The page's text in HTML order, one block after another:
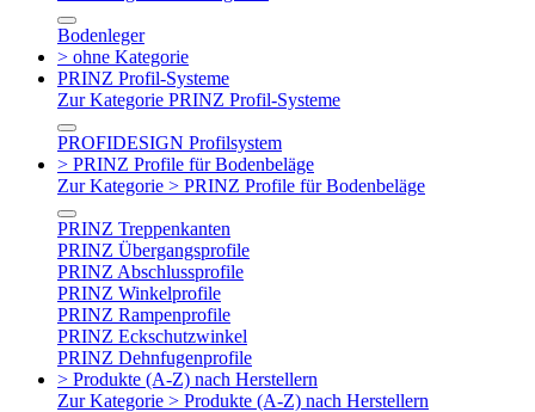
Bodenleger
> ohne Kategorie
PRINZ Profil-Systeme
Zur Kategorie PRINZ Profil-Systeme
PROFIDESIGN Profilsystem
> PRINZ Profile für Bodenbeläge
Zur Kategorie > PRINZ Profile für Bodenbeläge
PRINZ Treppenkanten
PRINZ Übergangsprofile
PRINZ Abschlussprofile
PRINZ Winkelprofile
PRINZ Rampenprofile
PRINZ Eckschutzwinkel
PRINZ Dehnfugenprofile
> Produkte (A-Z) nach Herstellern
Zur Kategorie > Produkte (A-Z) nach Herstellern